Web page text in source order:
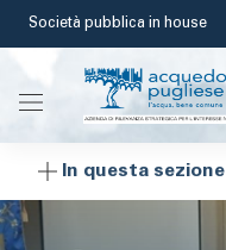
Salta
contenuto
principale
Società pubblica in house
In questa sezione